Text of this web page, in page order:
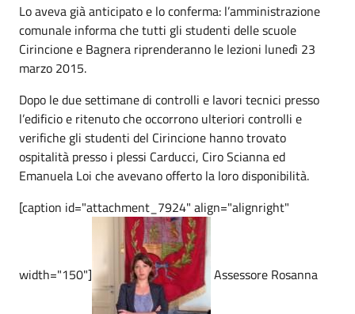
Lo aveva già anticipato e lo conferma: l’amministrazione
comunale informa che tutti gli studenti delle scuole
Cirincione e Bagnera riprenderanno le lezioni lunedì 23
marzo 2015.
Dopo le due settimane di controlli e lavori tecnici presso
l’edificio e ritenuto che occorrono ulteriori controlli e
verifiche gli studenti del Cirincione hanno trovato
ospitalità presso i plessi Carducci, Ciro Scianna ed
Emanuela Loi che avevano offerto la loro disponibilità.
[caption id="attachment_7924" align="alignright"
width="150"] Assessore Rosanna